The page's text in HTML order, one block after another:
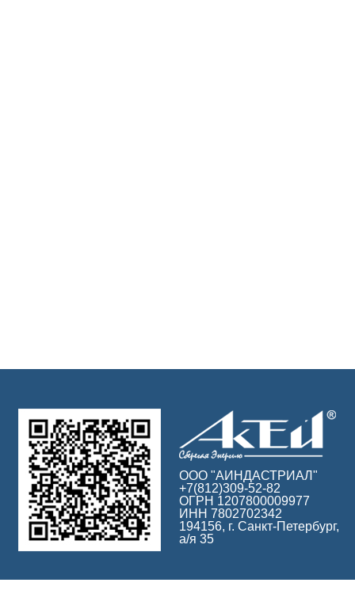
ООО "АИНДАСТРИАЛ"
+7(812)309-52-82
ОГРН 1207800009977
ИНН 7802702342
194156, г. Санкт-Петербург,
а/я 35